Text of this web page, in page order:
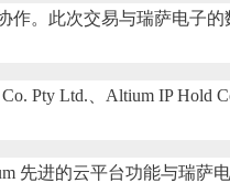
作。此次交易与瑞萨电子的
Pty Ltd.、Altium IP Hold
先进的云平台功能与瑞萨